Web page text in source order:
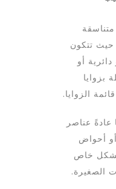
حيث تتكون
أو
الزوايا.
عادةً عناصر
أحواض
بشكل خاص
الصغيرة.